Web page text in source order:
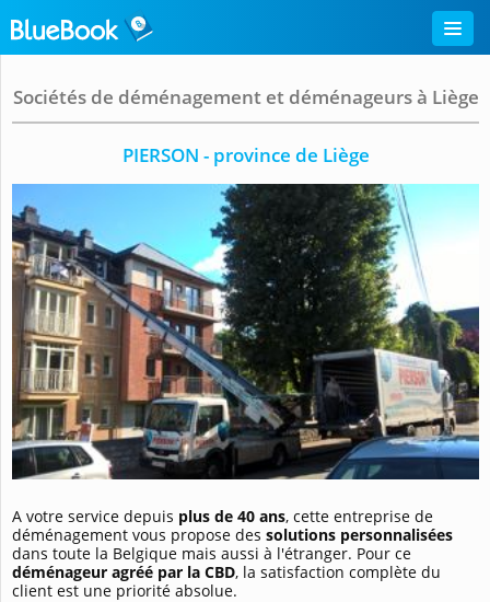
Sociétés de déménagement et déménageurs à Liège
PIERSON - province de Liège
A votre service depuis plus de 40 ans, cette entreprise de
déménagement vous propose des solutions personnalisées
dans toute la Belgique mais aussi à l'étranger. Pour ce
déménageur agréé par la CBD, la satisfaction complète du
client est une priorité absolue.